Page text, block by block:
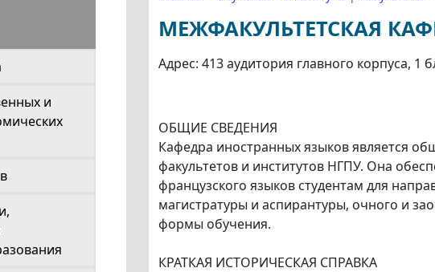
и
МЕЖФАКУЛЬТЕТСКАЯ
Адрес: 413 аудитория главного корпуса, 1
ОБЩИЕ СВЕДЕНИЯ
Кафедра иностранных языков является
факультетов и институтов НГПУ. Она
французского языков студентам для
магистратуры и аспирантуры, очного и
формы обучения.
КРАТКАЯ ИСТОРИЧЕСКАЯ СПРАВКА